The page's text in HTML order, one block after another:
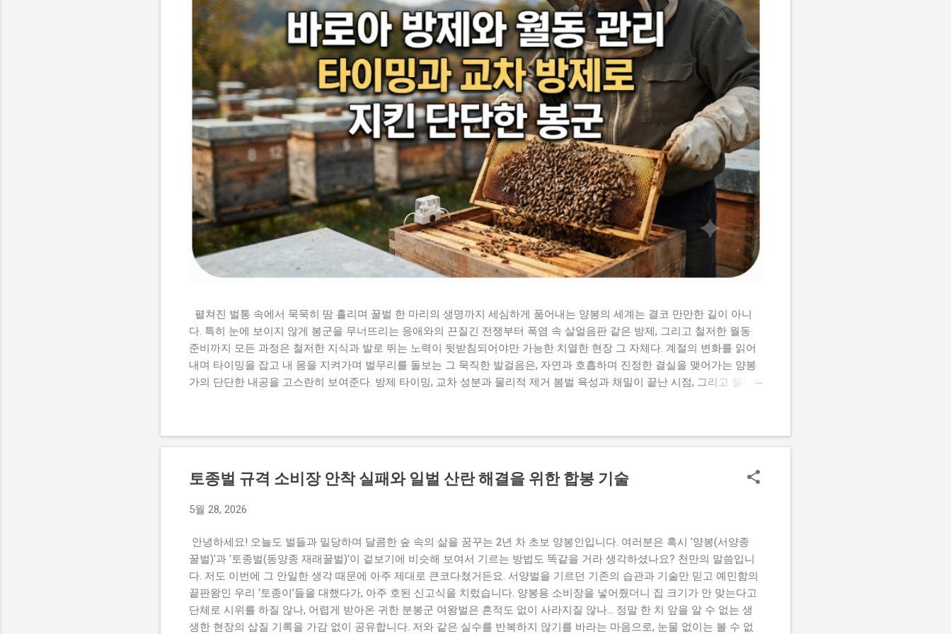
펼쳐진 벌통 속에서 묵묵히 땀 흘리며 꿀벌 한 마리의 생명까지 세심하게 품어내는 양봉의 세계는 결코 만만한 길이 아니
다. 특히 눈에 보이지 않게 봉군을 무너뜨리는 응애와의 끈질긴 전쟁부터 폭염 속 살얼음판 같은 방제, 그리고 철저한 월동
준비까지 모든 과정은 철저한 지식과 발로 뛰는 노력이 뒷받침되어야만 가능한 치열한 현장 그 자체다. 계절의 변화를 읽어
내며 타이밍을 잡고 내 몸을 지켜가며 벌무리를 돌보는 그 묵직한 발걸음은, 자연과 호흡하며 진정한 결실을 맺어가는 양봉
가의 단단한 내공을 고스란히 보여준다. 방제 타이밍, 교차 성분과 물리적 제거 봄벌 육성과 채밀이 끝난 시점, 그리고 월동
특히 응애 개체 수가 걷잡을 수 없이 폭발하기 전인 초여름과 늦여름 사이의 시기를 놓치지 않고 집중 방제망을 가동하는 것
이야말로 혹독한 월동기 속 대규모 폐사를 막아내는 가장 확실한 방패가 되어준다. 하지만 시기만 맞춘다고 해서 눈에 아득
나 아미트라즈 같은 고질적인 합성 성분에 단숨에 내성이 생겨 훗날 어떤 약을 써도 응애들이 꿈쩍도 하지 않는 대참사가 벌
제를 실천하는 것이 뼛속 깊이 새겨진 철칙이다. 물론 꿀과 사람의 안전을 위해 잔류 위험이 턱없이 낮은 개미산과 옥살산 같
은 친환경 유기산 처리를 최우선 원칙으로 삼아야 한다. 여기에 더해 녀석들이 가장 선호하는 수벌집을 직접 도...
토종벌 규격 소비장 안착 실패와 일벌 산란 해결을 위한 합봉 기술
5월 28, 2026
안녕하세요! 오늘도 벌들과 밀당하며 달콤한 숲 속의 삶을 꿈꾸는 2년 차 초보 양봉인입니다. 여러분은 혹시 '양봉(서양종
꿀벌)'과 '토종벌(동양종 재래꿀벌)'이 겉보기에 비슷해 보여서 기르는 방법도 똑같을 거라 생각하셨나요? 천만의 말씀입니
다. 저도 이번에 그 안일한 생각 때문에 아주 제대로 큰코다쳤거든요. 서양벌을 기르던 기존의 습관과 기술만 믿고 예민함의
끝판왕인 우리 ‘토종이’들을 대했다가, 아주 호된 신고식을 치렀습니다. 양봉용 소비장을 넣어줬더니 집 크기가 안 맞는다고
단체로 시위를 하질 않나, 어렵게 받아온 귀한 분봉군 여왕벌은 흔적도 없이 사라지질 않나... 정말 한 치 앞을 알 수 없는 생
생한 현장의 삽질 기록을 가감 없이 공유합니다. 저와 같은 실수를 반복하지 않기를 바라는 마음으로, 눈물 없이는 볼 수 없